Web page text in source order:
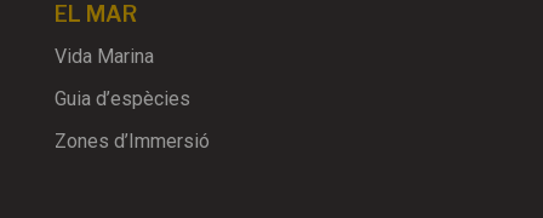
EL MAR
Vida Marina
Guia d’espècies
Zones d’Immersió